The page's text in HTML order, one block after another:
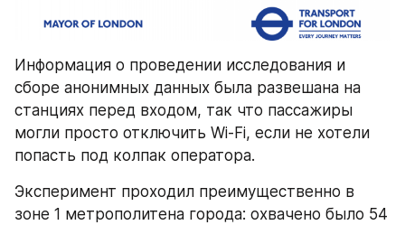
Информация о проведении исследования и
сборе анонимных данных была развешана на
станциях перед входом, так что пассажиры
могли просто отключить Wi-Fi, если не хотели
попасть под колпак оператора.
Эксперимент проходил преимущественно в
зоне 1 метрополитена города: охвачено было 54